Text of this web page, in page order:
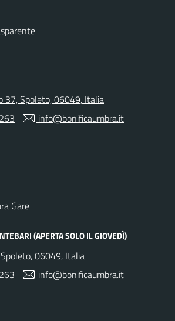
37, Spoleto, 06049, Italia
info@bonificaumbra.it
Gare
(APERTA SOLO IL GIOVEDÌ)
06049, Italia
info@bonificaumbra.it